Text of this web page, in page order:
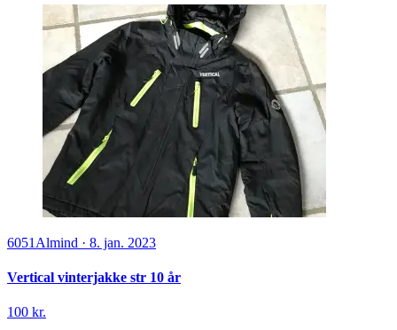
6051 Almind · 8. jan. 2023
Vertical vinterjakke str 10 år
100 kr.